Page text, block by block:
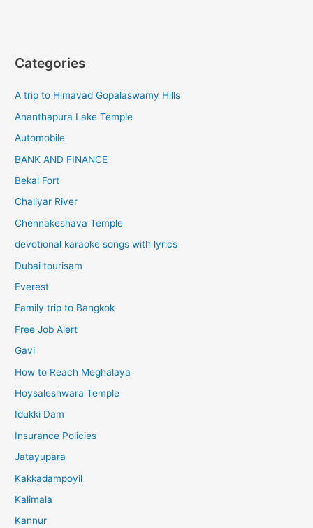
Categories
A trip to Himavad Gopalaswamy Hills
Ananthapura Lake Temple
Automobile
BANK AND FINANCE
Bekal Fort
Chaliyar River
Chennakeshava Temple
devotional karaoke songs with lyrics
Dubai tourisam
Everest
Family trip to Bangkok
Free Job Alert
Gavi
How to Reach Meghalaya
Hoysaleshwara Temple
Idukki Dam
Insurance Policies
Jatayupara
Kakkadampoyil
Kalimala
Kannur